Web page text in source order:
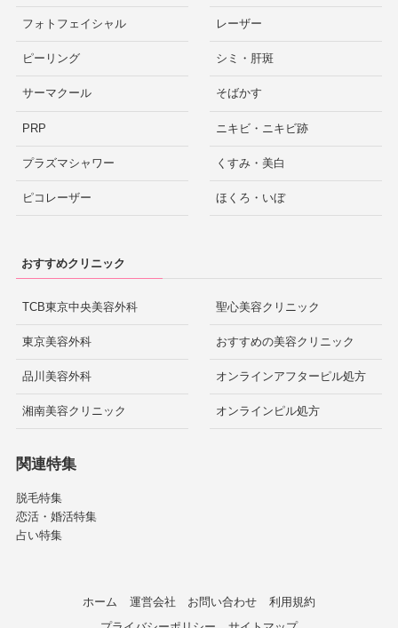
フォトフェイシャル
ピーリング
サーマクール
PRP
プラズマシャワー
ピコレーザー
レーザー
シミ・肝斑
そばかす
ニキビ・ニキビ跡
くすみ・美白
ほくろ・いぼ
おすすめクリニック
TCB東京中央美容外科
東京美容外科
品川美容外科
湘南美容クリニック
聖心美容クリニック
おすすめの美容クリニック
オンラインアフターピル処方
オンラインピル処方
関連特集
脱毛特集
恋活・婚活特集
占い特集
ホーム 運営会社 お問い合わせ
利用規約